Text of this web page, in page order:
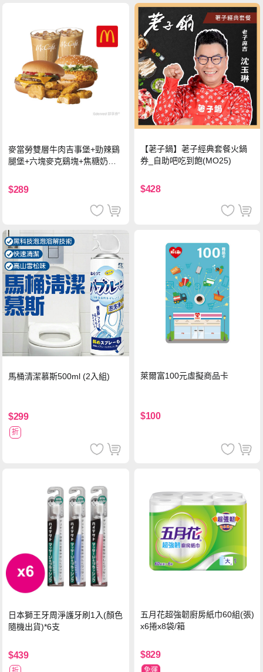
麥當勞雙層牛肉吉事堡+勁辣鷄
腿堡+六塊麥克鷄塊+焦糖奶茶
$289
【荖子鍋】荖子經典套餐火鍋
券_自助吧吃到飽(MO25)
$428
馬桶清潔慕斯500ml (2入組)
$299
折
萊爾富100元虛擬商品卡
$100
日本獅王牙周淨護牙刷1入(顏色
隨機出貨)*6支
$439
五月花超強韌廚房紙巾60組(張)
x6捲x8袋/箱
$829
免運